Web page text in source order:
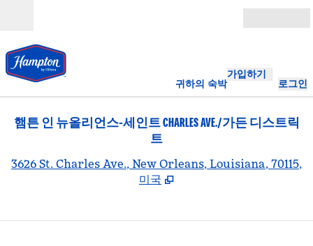
귀하의 숙박
가입하기
로그인
햄튼 인 뉴올리언스-세인트 CHARLES AVE./가든 디스트릭
트
3626 St. Charles Ave., New Orleans, Louisiana, 70115,
미국
,